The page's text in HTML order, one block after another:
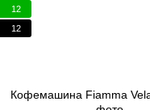
12
12